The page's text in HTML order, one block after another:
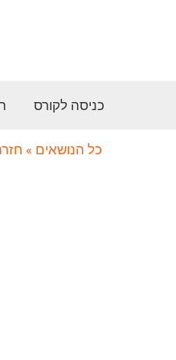
כניסה לקורס
כל הנושאים »